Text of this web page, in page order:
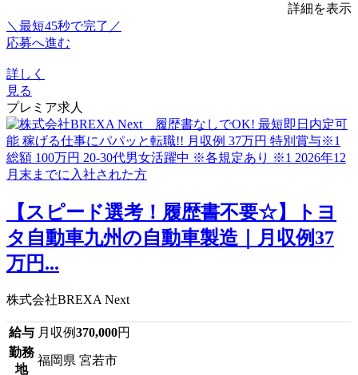
詳細を表示
＼最短45秒で完了／
応募へ進む
詳しく
見る
プレミア求人
【スピード選考！履歴書不要☆】トヨ
タ自動車九州の自動車製造｜月収例37
万円...
株式会社BREXA Next
給与 月収例370,000円
勤務
地
福岡県 宮若市